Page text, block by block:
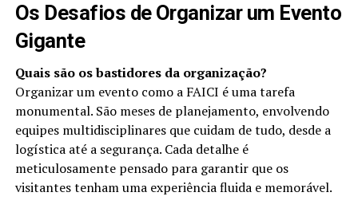
Os Desafios de Organizar um Evento
Gigante
Quais são os bastidores da organização?
Organizar um evento como a FAICI é uma tarefa
monumental. São meses de planejamento, envolvendo
equipes multidisciplinares que cuidam de tudo, desde a
logística até a segurança. Cada detalhe é
meticulosamente pensado para garantir que os
visitantes tenham uma experiência fluida e memorável.